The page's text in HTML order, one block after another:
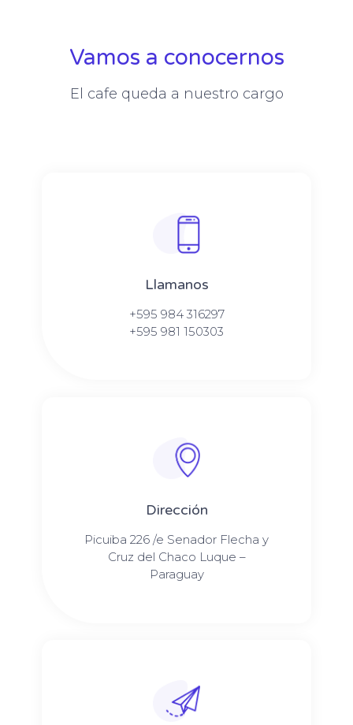
Vamos a conocernos
El cafe queda a nuestro cargo
Llamanos
+595 984 316297
+595 981 150303
Dirección
Picuiba 226 /e Senador Flecha y
Cruz del Chaco Luque –
Paraguay